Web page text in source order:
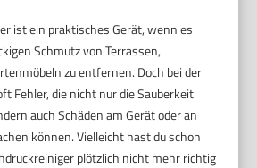
ist ein praktisches Gerät, wenn es
Schmutz von Terrassen,
zu entfernen. Doch bei der
Fehler, die nicht nur die Sauberkeit
auch Schäden am Gerät oder an
können. Vielleicht hast du schon
plötzlich nicht mehr richtig